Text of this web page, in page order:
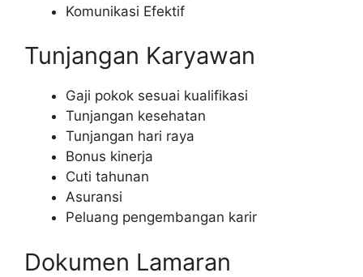
Komunikasi Efektif
Tunjangan Karyawan
Gaji pokok sesuai kualifikasi
Tunjangan kesehatan
Tunjangan hari raya
Bonus kinerja
Cuti tahunan
Asuransi
Peluang pengembangan karir
Dokumen Lamaran